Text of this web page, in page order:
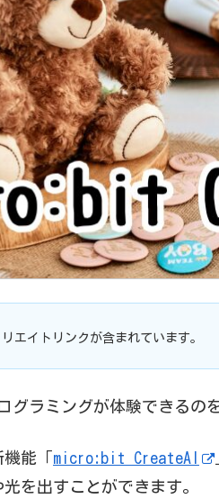
エイトリンクが含まれています。
ラミングが体験できるの
機能「micro:bit CreateAI
を出すことができます。